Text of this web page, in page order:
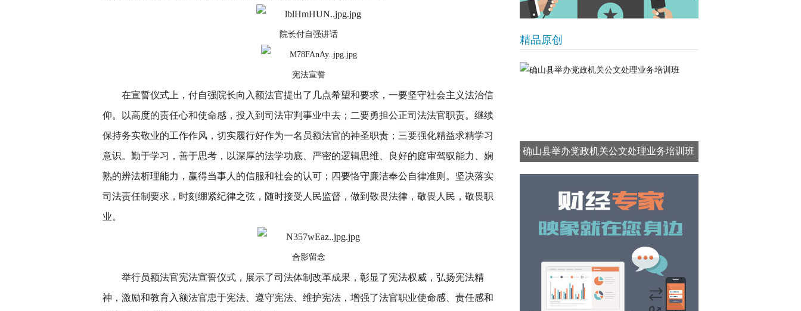
院长付自强讲话
宪法宣誓
在宣誓仪式上，付自强院长向入额法官提出了几点希望和要求，一要坚守社会主义法治信
仰。以高度的责任心和使命感，投入到司法审判事业中去；二要勇担公正司法法官职责。继续
保持务实敬业的工作作风，切实履行好作为一名员额法官的神圣职责；三要强化精益求精学习
意识。勤于学习，善于思考，以深厚的法学功底、严密的逻辑思维、良好的庭审驾驭能力、娴
熟的辨法析理能力，赢得当事人的信服和社会的认可；四要恪守廉洁奉公自律准则。坚决落实
司法责任制要求，时刻绷紧纪律之弦，随时接受人民监督，做到敬畏法律，敬畏人民，敬畏职
业。
合影留念
举行员额法官宪法宣誓仪式，展示了司法体制改革成果，彰显了宪法权威，弘扬宪法精
神，激励和教育入额法官忠于宪法、遵守宪法、维护宪法，增强了法官职业使命感、责任感和
精品原创
确山县举办党政机关公文处理业务培训班